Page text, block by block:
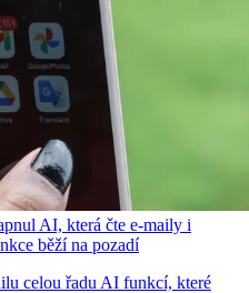
AI, která čte e-maily i
běží na pozadí
celou řadu AI funkcí, které